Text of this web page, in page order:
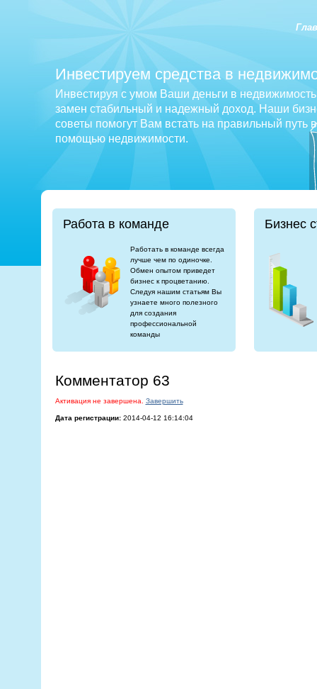
Инвестируем средства в
Инвестируя с умом Ваши деньги в
замен стабильный и надежный доход. Наши
советы помогут Вам встать на правильный путь
помощью недвижимости.
Работа в команде
Работать в команде всегда
лучше чем по одиночке.
Обмен опытом приведет
бизнес к процветанию.
Следуя нашим статьям Вы
узнаете много полезного
для создания
профессиональной
команды
Бизнес
Комментатор 63
Активация не завершена. Завершить
Дата регистрации:2014-04-12 16:14:04